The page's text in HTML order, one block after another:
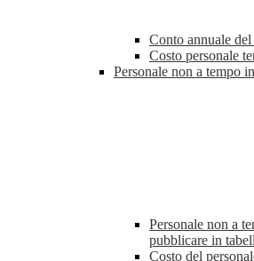
Conto annuale del
Costo personale
Personale non a tempo
Personale non a
pubblicare in
Costo del